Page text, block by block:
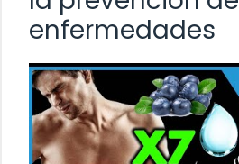
enfermedades